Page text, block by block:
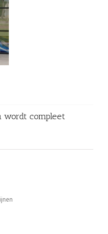
wordt compleet